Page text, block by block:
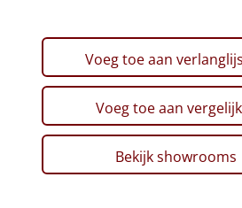
Voeg toe aan
Voeg toe aan
Bekijk showrooms